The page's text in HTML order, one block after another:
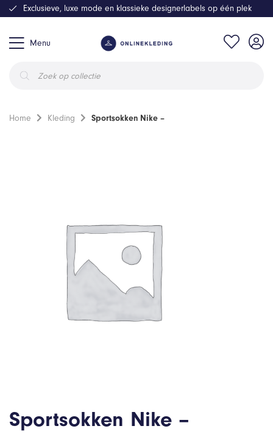
Menu
zoeken
Exclusieve, luxe mode en klassieke designerlabels op één plek
Home Kleding Sportsokken Nike –
Sportsokken Nike –